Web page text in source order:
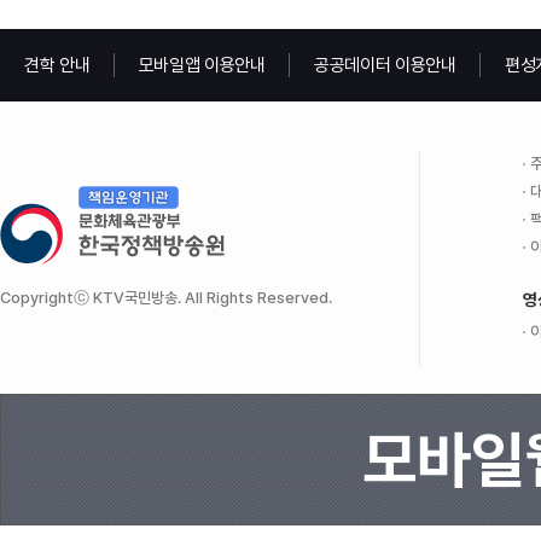
견학 안내 모바일앱 이용안내 공공데이터 이용안내 편성
Copyrightⓒ KTV국민방송. All Rights Reserved. 영
모바